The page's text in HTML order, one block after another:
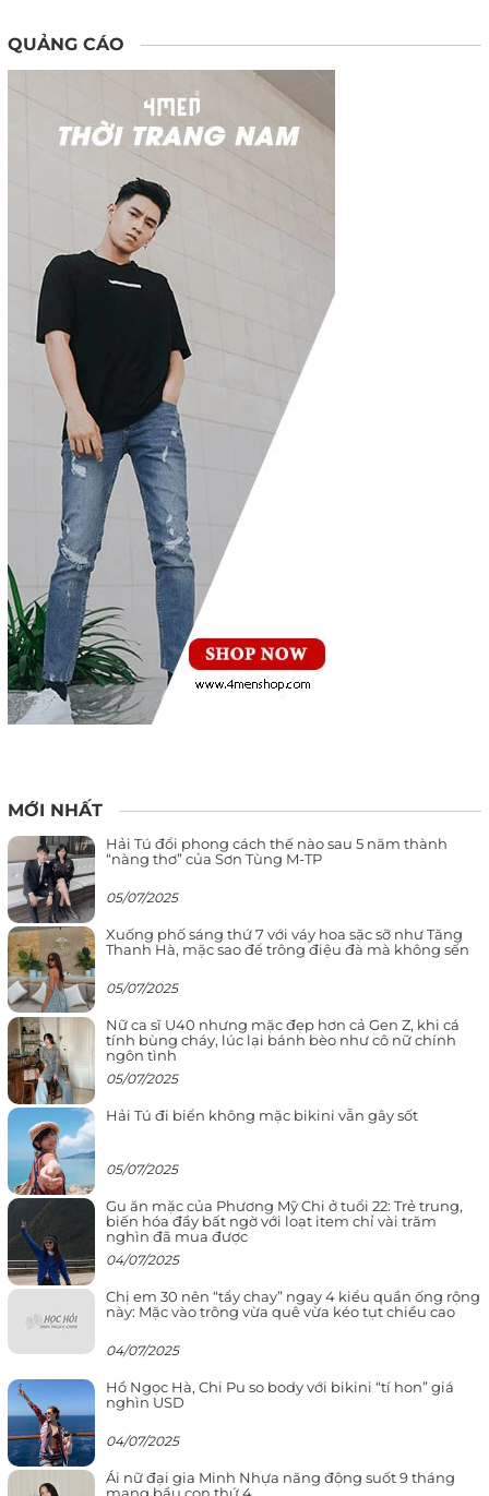
QUẢNG CÁO
MỚI NHẤT
Hải Tú đổi phong cách thế nào sau 5 năm thành
“nàng thơ” của Sơn Tùng M-TP
05/07/2025
Xuống phố sáng thứ 7 với váy hoa sặc sỡ như Tăng
Thanh Hà, mặc sao để trông điệu đà mà không sến
05/07/2025
Nữ ca sĩ U40 nhưng mặc đẹp hơn cả Gen Z, khi cá
tính bùng cháy, lúc lại bánh bèo như cô nữ chính
ngôn tình
05/07/2025
Hải Tú đi biển không mặc bikini vẫn gây sốt
05/07/2025
Gu ăn mặc của Phương Mỹ Chi ở tuổi 22: Trẻ trung,
biến hóa đầy bất ngờ với loạt item chỉ vài trăm
nghìn đã mua được
04/07/2025
Chị em 30 nên “tẩy chay” ngay 4 kiểu quần ống rộng
này: Mặc vào trông vừa quê vừa kéo tụt chiều cao
04/07/2025
Hồ Ngọc Hà, Chi Pu so body với bikini “tí hon” giá
nghìn USD
04/07/2025
Ái nữ đại gia Minh Nhựa năng động suốt 9 tháng